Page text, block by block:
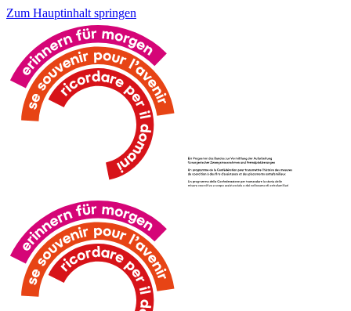
Zum Hauptinhalt springen